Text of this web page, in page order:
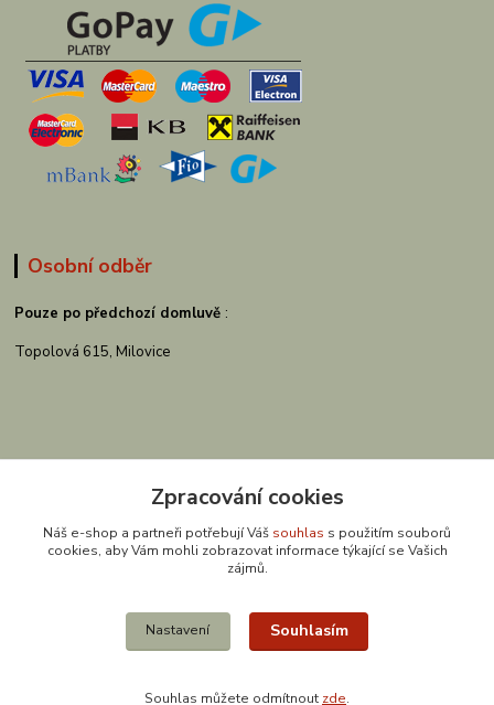
Osobní odběr
Pouze po předchozí domluvě :
Topolová 615, Milovice
Zpracování cookies
Náš e-shop a partneři potřebují Váš souhlas s použitím souborů
cookies, aby Vám mohli zobrazovat informace týkající se Vašich
zájmů.
Nastavení Souhlasím
Souhlas můžete odmítnout zde.